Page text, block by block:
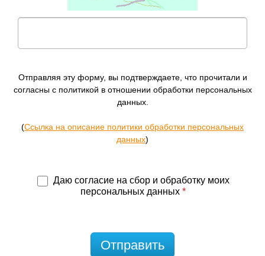
Отправляя эту форму, вы подтверждаете, что прочитали и
согласны с политикой в отношении обработки персональных
данных.
(Ссылка на описание политики обработки персональных
данных)
Даю согласие на сбор и обработку моих
персональных данных *
Отправить